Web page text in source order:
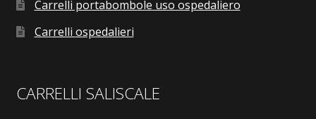
Carrelli portabombole uso ospedaliero
Carrelli ospedalieri
CARRELLI SALISCALE